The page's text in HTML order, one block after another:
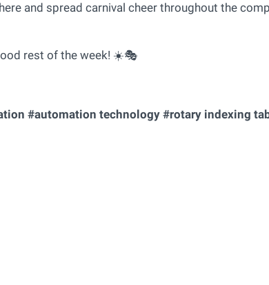
and spread carnival cheer throughout the
rest of the week! ☀️🎭
#automation technology #rotary indexing